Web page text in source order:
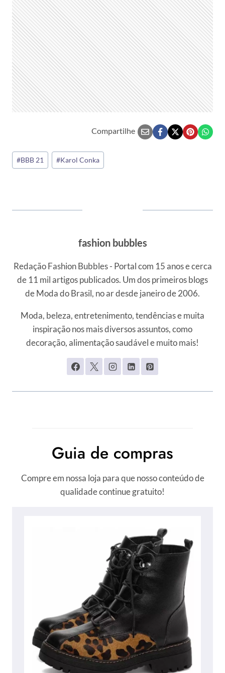
Compartilhe
Tags
do
#BBB 21 #Karol Conka
fashion bubbles
Redação Fashion Bubbles - Portal com 15 anos e cerca
de 11 mil artigos publicados. Um dos primeiros blogs
de Moda do Brasil, no ar desde janeiro de 2006.
Moda, beleza, entretenimento, tendências e muita
inspiração nos mais diversos assuntos, como
decoração, alimentação saudável e muito mais!
Guia de compras
Compre em nossa loja para que nosso conteúdo de
qualidade continue gratuito!